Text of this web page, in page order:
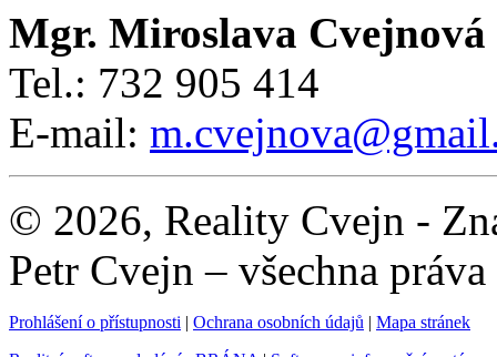
Mgr. Miroslava Cvejnová
Tel.: 732 905 414
E-mail:
© 2026, Reality Cvejn -
Petr Cvejn – všechna
Prohlášení o přístupnosti | Ochrana osobních údajů | Mapa stránek